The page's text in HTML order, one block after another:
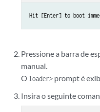
Pressione a barra de
manual.
O loader> prompt é
Insira o seguinte